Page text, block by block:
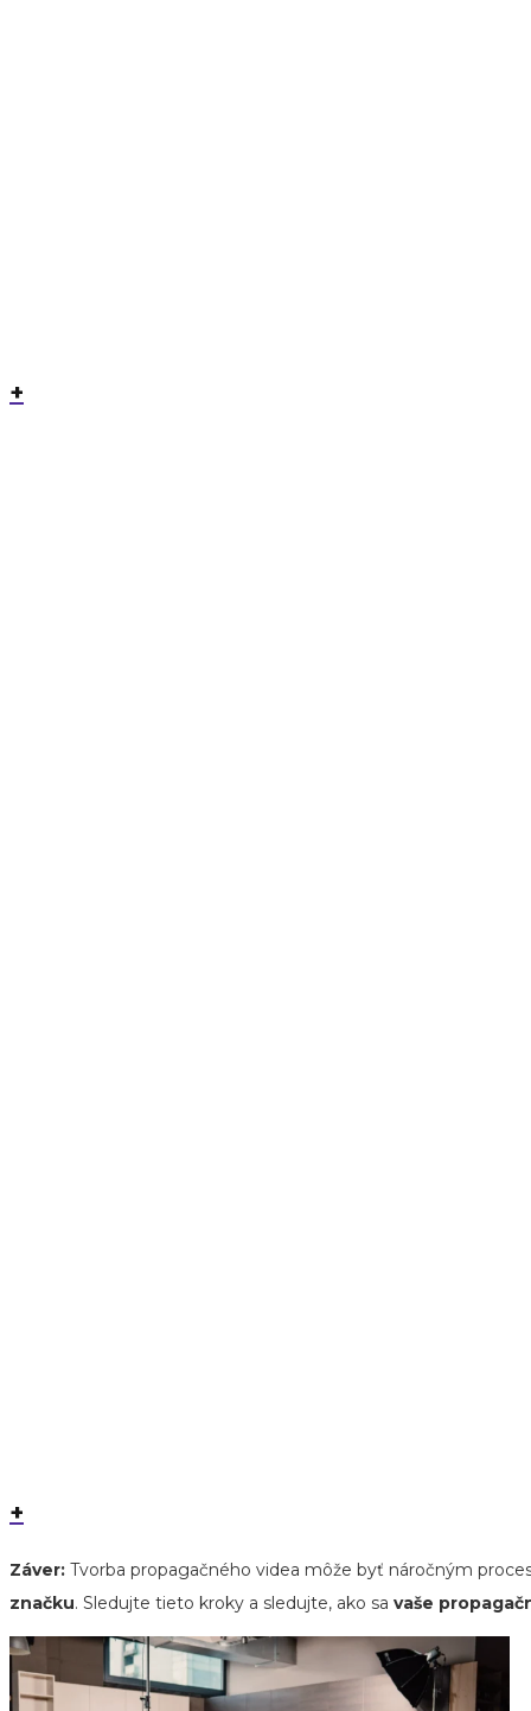
+
+
Záver: Tvorba propagačného videa môže byť náročným
značku. Sledujte tieto kroky a sledujte, ako sa vaše